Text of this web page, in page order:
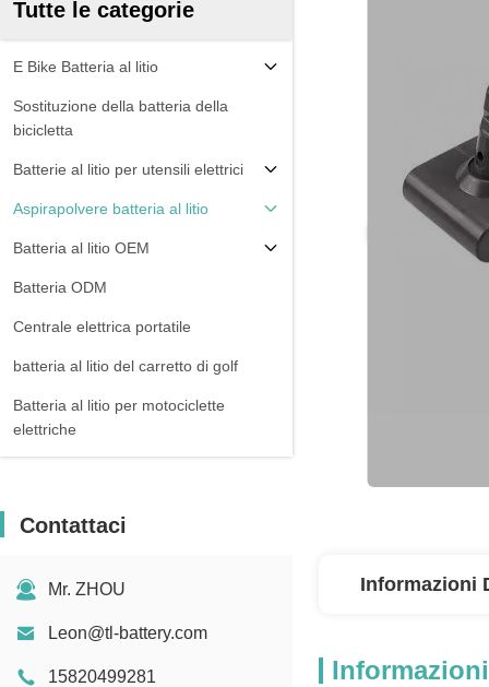
Tutte le categorie
E Bike Batteria al litio
Sostituzione della batteria della
bicicletta
Batterie al litio per utensili elettrici
Aspirapolvere batteria al litio
Batteria al litio OEM
Batteria ODM
Centrale elettrica portatile
batteria al litio del carretto di golf
Batteria al litio per motociclette
elettriche
Contattaci
Mr. ZHOU
Leon@tl-battery.com
15820499281
Informazioni